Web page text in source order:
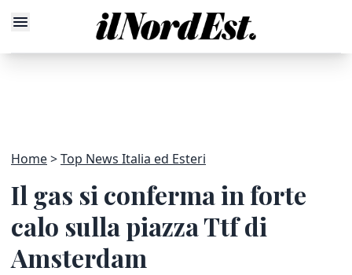
Home Top News Italia ed Esteri
Il gas si conferma in forte
calo sulla piazza Ttf di
Amsterdam